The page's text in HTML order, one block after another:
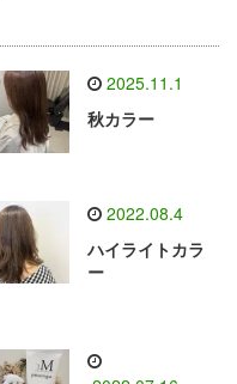
2025.11.1
秋カラー
2022.08.4
ハイライトカラ
ー